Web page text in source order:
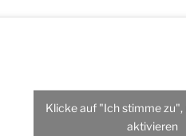
Klicke auf "Ich stimme zu",
aktivieren